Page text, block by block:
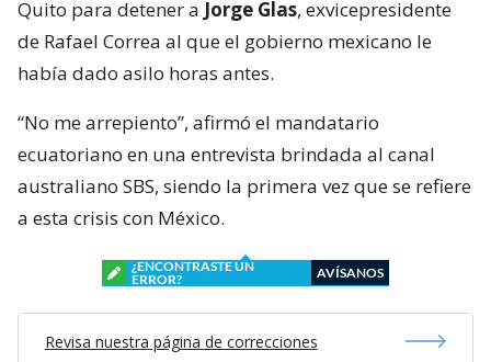
Quito para detener a Jorge Glas, exvicepresidente
de Rafael Correa al que el gobierno mexicano le
había dado asilo horas antes.
“No me arrepiento”, afirmó el mandatario
ecuatoriano en una entrevista brindada al canal
australiano SBS, siendo la primera vez que se refiere
a esta crisis con México.
¿ENCONTRASTE UN
ERROR?
AVÍSANOS
Revisa nuestra página de correcciones